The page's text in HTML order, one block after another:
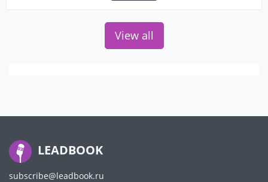
View all
LEADBOOK
subscribe@leadbook.ru